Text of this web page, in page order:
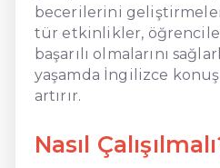
becerilerini
tür etkinlikler,
başarılı olmalarını
yaşamda İngilizce
artırır.
Nasıl